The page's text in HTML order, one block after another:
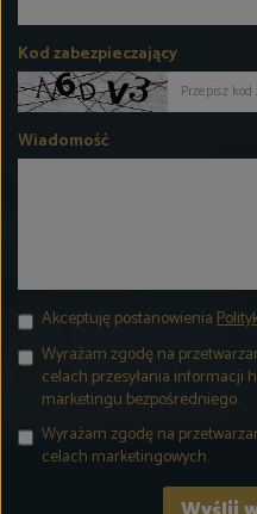
Kod zabezpieczający
Wiadomość
Akceptuję postanowienia
Wyrażam zgodę na
celach przesyłania informacji
marketingu bezpośredniego.
Wyrażam zgodę na
celach marketingowych.